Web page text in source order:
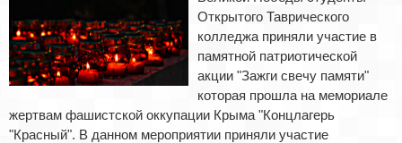
Открытого Таврического
колледжа приняли участие в
памятной патриотической
акции "Зажги свечу памяти"
которая прошла на мемориале
жертвам фашистской оккупации Крыма "Концлагерь
"Красный". В данном мероприятии приняли участие